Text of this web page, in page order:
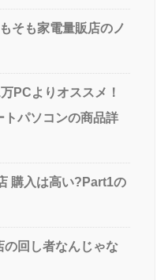
そも家電量販店のノ
PCよりオススメ！
トパソコンの商品詳
購入は高い?Part1の
回し者なんじゃな